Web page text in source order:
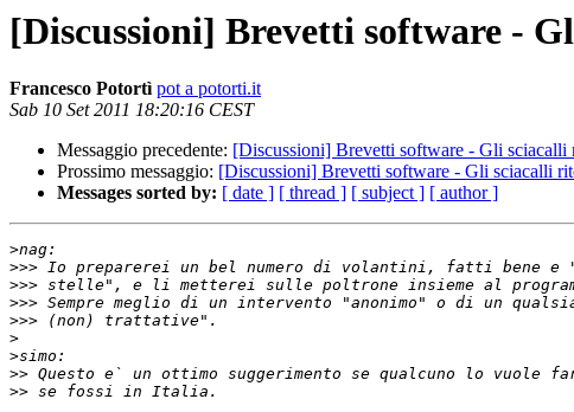
[Discussioni] Brevetti software -
Francesco Potortì pot a potorti.it
Sab 10 Set 2011 18:20:16 CEST
Messaggio precedente: [Discussioni] Brevetti software - Gli sciacalli
Prossimo messaggio: [Discussioni] Brevetti software - Gli sciacalli
Messages sorted by: [ date ] [ thread ] [ subject ] [ author ]
>
>>>
>>>
>>>
>>>
>
>
>>
>>